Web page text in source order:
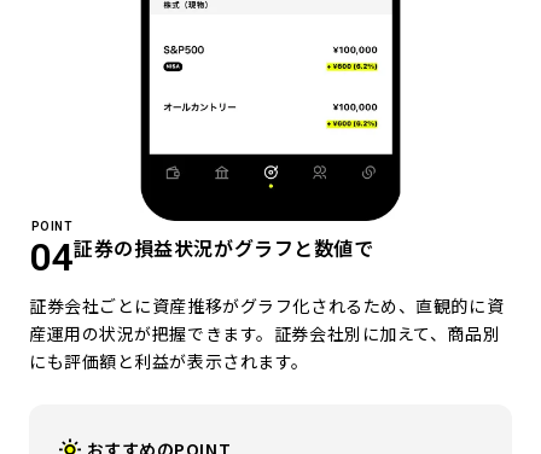
POINT
04証券の損益状況がグラフと数値で
証券会社ごとに資産推移がグラフ化されるため、直観的に資
産運用の状況が把握できます。証券会社別に加えて、商品別
にも評価額と利益が表示されます。